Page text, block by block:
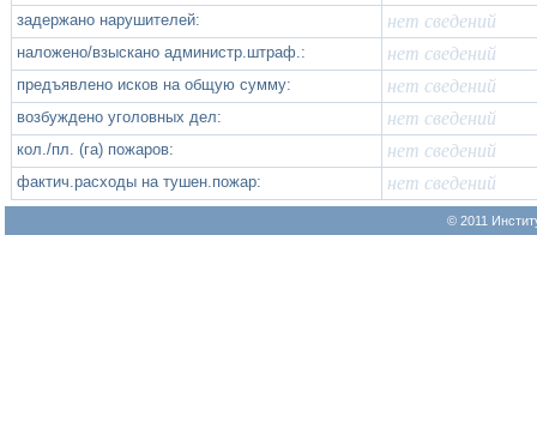
задержано нарушителей: нет сведений
наложено/взыскано администр.штраф.: нет сведений
предъявлено исков на общую сумму: нет сведений
возбуждено уголовных дел: нет сведений
кол./пл. (га) пожаров: нет сведений
фактич.расходы на тушен.пожар: нет сведений
© 2011